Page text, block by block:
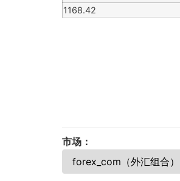
1168.42
市场：